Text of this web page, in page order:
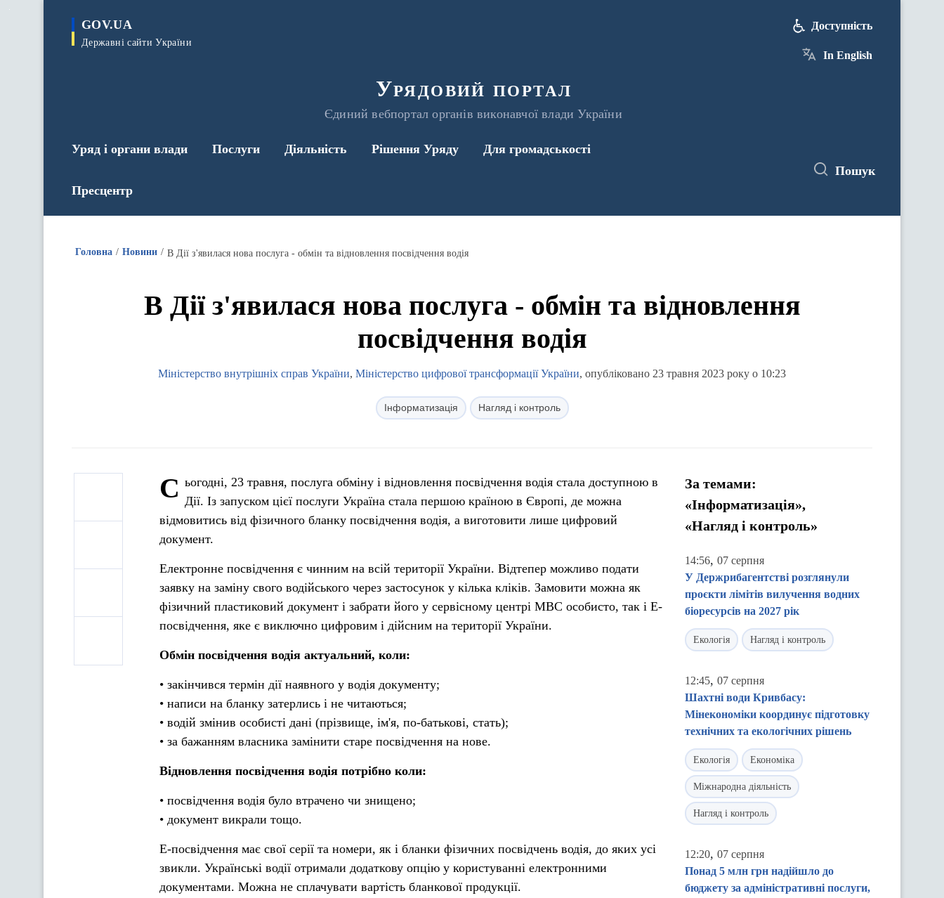
GOV.UA
Державні сайти України
Урядовий портал
Єдиний вебпортал органів виконавчої влади України
Доступність
In English
Уряд і органи влади Послуги Діяльність Рішення Уряду Для громадськості
Пресцентр
Пошук
Головна Новини В Дії з'явилася нова послуга - обмін та відновлення посвідчення водія
В Дії з'явилася нова послуга - обмін та відновлення
посвідчення водія
Міністерство внутрішніх справ України, Міністерство цифрової трансформації України, опубліковано 23 травня 2023 року о 10:23
Інформатизація Нагляд і контроль
С ьогодні, 23 травня, послуга обміну і відновлення посвідчення водія стала доступною в
Дії. Із запуском цієї послуги Україна стала першою країною в Європі, де можна
відмовитись від фізичного бланку посвідчення водія, а виготовити лише цифровий
документ.
Електронне посвідчення є чинним на всій території України. Відтепер можливо подати
заявку на заміну свого водійського через застосунок у кілька кліків. Замовити можна як
фізичний пластиковий документ і забрати його у сервісному центрі МВС особисто, так і Е-
посвідчення, яке є виключно цифровим і дійсним на території України.
Обмін посвідчення водія актуальний, коли:
• закінчився термін дії наявного у водія документу;
• написи на бланку затерлись і не читаються;
• водій змінив особисті дані (прізвище, ім'я, по-батькові, стать);
• за бажанням власника замінити старе посвідчення на нове.
Відновлення посвідчення водія потрібно коли:
• посвідчення водія було втрачено чи знищено;
• документ викрали тощо.
Е-посвідчення має свої серії та номери, як і бланки фізичних посвідчень водія, до яких усі
звикли. Українські водії отримали додаткову опцію у користуванні електронними
документами. Можна не сплачувати вартість бланкової продукції.
За темами:
«Інформатизація»,
«Нагляд і контроль»
14:56, 07 серпня
У Держрибагентстві розглянули
проєкти лімітів вилучення водних
біоресурсів на 2027 рік
Екологія Нагляд і контроль
12:45, 07 серпня
Шахтні води Кривбасу:
Мінекономіки координує підготовку
технічних та екологічних рішень
Екологія Економіка
Міжнародна діяльність
Нагляд і контроль
12:20, 07 серпня
Понад 5 млн грн надійшло до
бюджету за адміністративні послуги,